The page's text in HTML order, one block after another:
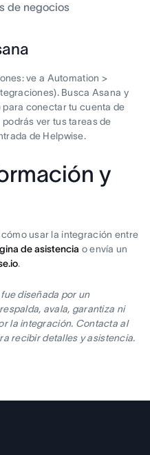
de negocios
ve a Automation >
Busca Asana y
conectar tu cuenta de
ver tus tareas de
de Helpwise.
y
usar la integración entre
de asistencia o envía un
.
diseñada por un
avala, garantiza ni
la integración. Contacta al
recibir detalles y asistencia.